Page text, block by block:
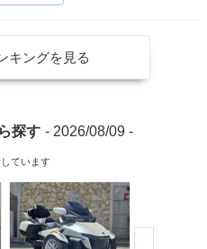
キングを見る
探す - 2026/08/09 -
ています